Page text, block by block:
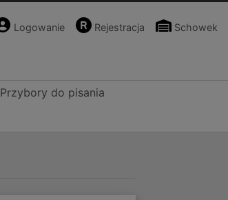
Logowanie Rejestracja Schowek
Przybory do pisania